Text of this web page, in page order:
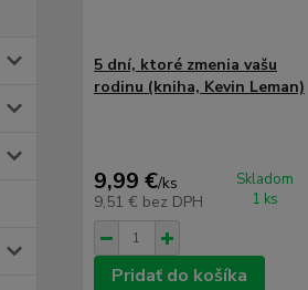
5 dní, ktoré zmenia vašu
rodinu (kniha, Kevin Leman)
9,99 €/ks
9,51 € bez DPH
Skladom
1 ks
Pridať do košíka